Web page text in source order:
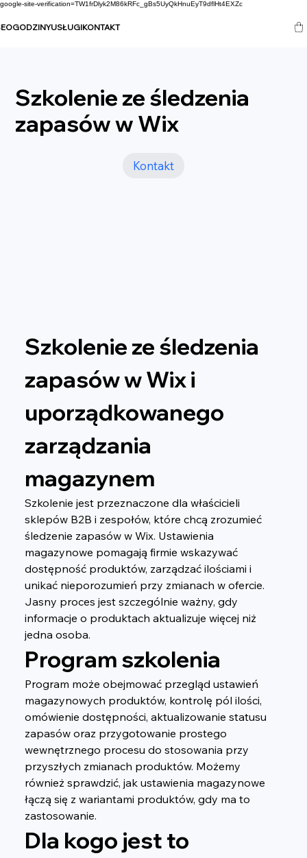
google-site-verification=TW1frDlyk2M86kRFc_gBs5UyQkHnuEyT9dflHt4EXZc
GODZINYUSŁUGIKONTAKT
Szkolenie ze śledzenia
zapasów w Wix
Kontakt
Szkolenie ze śledzenia
zapasów w Wix i
uporządkowanego
zarządzania
magazynem
Szkolenie jest przeznaczone dla właścicieli
sklepów B2B i zespołów, które chcą zrozumieć
śledzenie zapasów w Wix. Ustawienia
magazynowe pomagają firmie wskazywać
dostępność produktów, zarządzać ilościami i
unikać nieporozumień przy zmianach w ofercie.
Jasny proces jest szczególnie ważny, gdy
informacje o produktach aktualizuje więcej niż
jedna osoba.
Program szkolenia
Program może obejmować przegląd ustawień
magazynowych produktów, kontrolę pól ilości,
omówienie dostępności, aktualizowanie statusu
zapasów oraz przygotowanie prostego
wewnętrznego procesu do stosowania przy
przyszłych zmianach produktów. Możemy
również sprawdzić, jak ustawienia magazynowe
łączą się z wariantami produktów, gdy ma to
zastosowanie.
Dla kogo jest to